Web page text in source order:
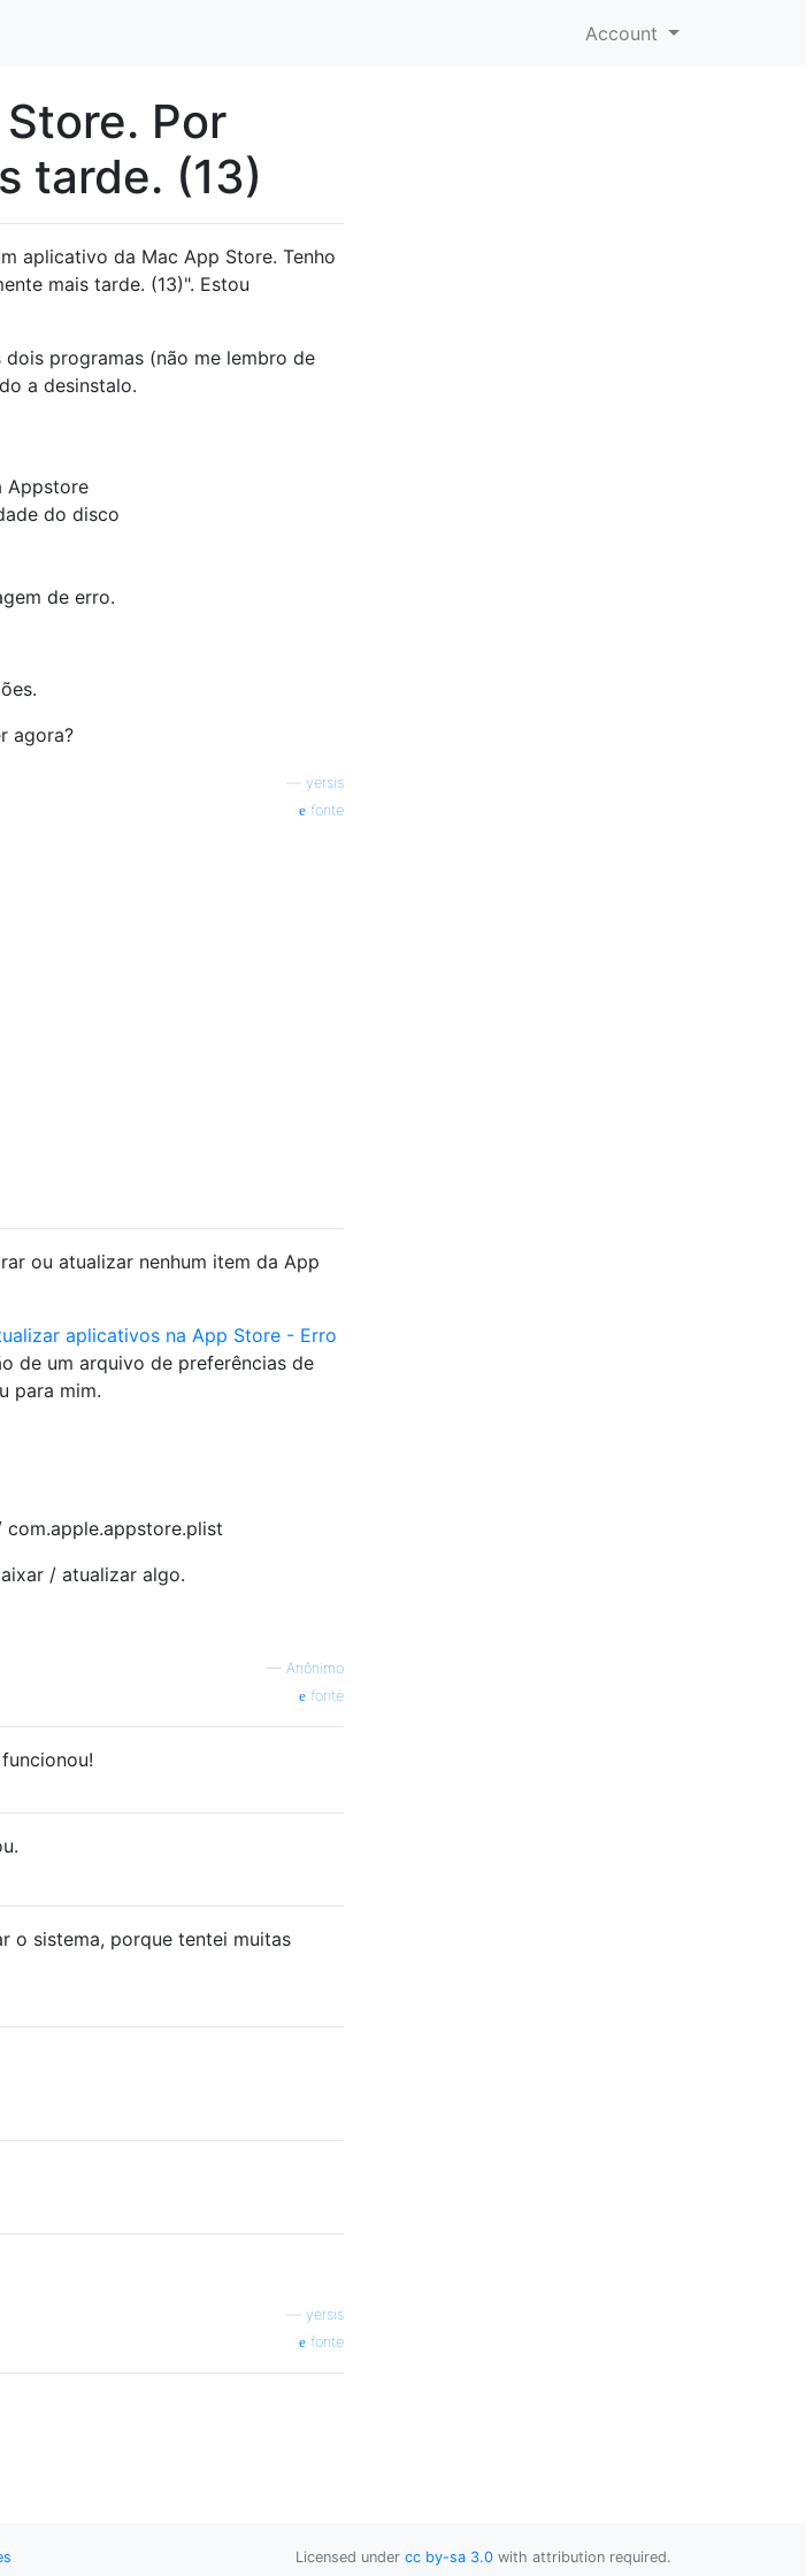
Account
Por
tarde. (13)
aplicativo da Mac App Store. Tenho
mais tarde. (13)". Estou
programas (não me lembro de
a desinstalo.
Appstore
do disco
de erro.
agora?
yersis
fonte
ou atualizar nenhum item da App
aplicativos na App Store - Erro
de um arquivo de preferências de
para mim.
/ atualizar algo.
— Anônimo
fonte
o sistema, porque tentei muitas
yersis
fonte
Licensed under cc by-sa 3.0 with attribution required.